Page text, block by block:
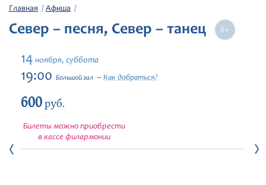
Филармония
Афиша
Фестивали
Абонементы
Новости
Главная Афиша
Север – песня, Север – танец
14 ноября, суббота
19:00 Большой зал Как добраться?
600руб.
Билеты можно приобрести
в кассе филармонии